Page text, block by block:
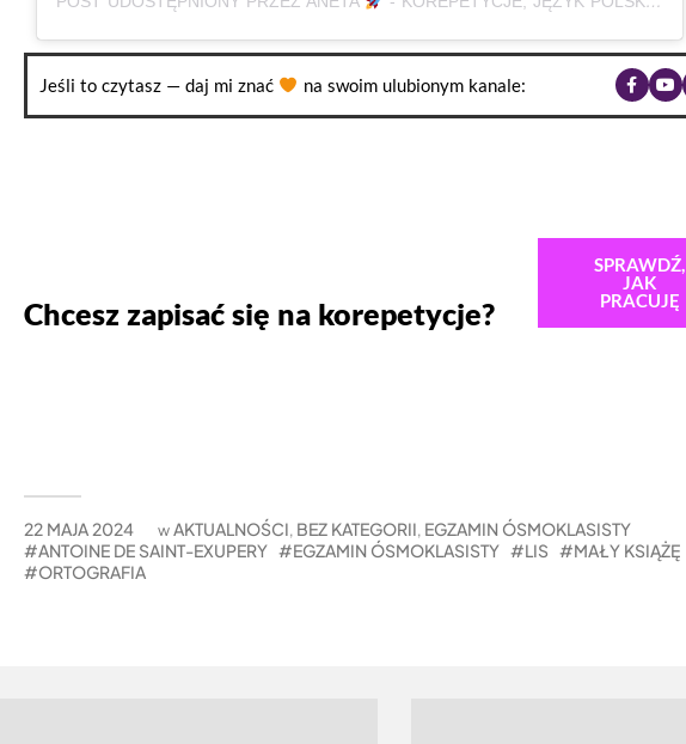
Jeśli to czytasz — daj mi znać na swoim ulubionym kanale:
Chcesz zapisać się na korepetycje?
SPRAWDŹ,
JAK
PRACUJĘ
22 MAJA 2024 wAKTUALNOŚCI, BEZ KATEGORII, EGZAMIN ÓSMOKLASISTY
ANTOINE DE SAINT-EXUPERY
EGZAMIN ÓSMOKLASISTY LIS
MAŁY KSIĄŻĘ
ORTOGRAFIA